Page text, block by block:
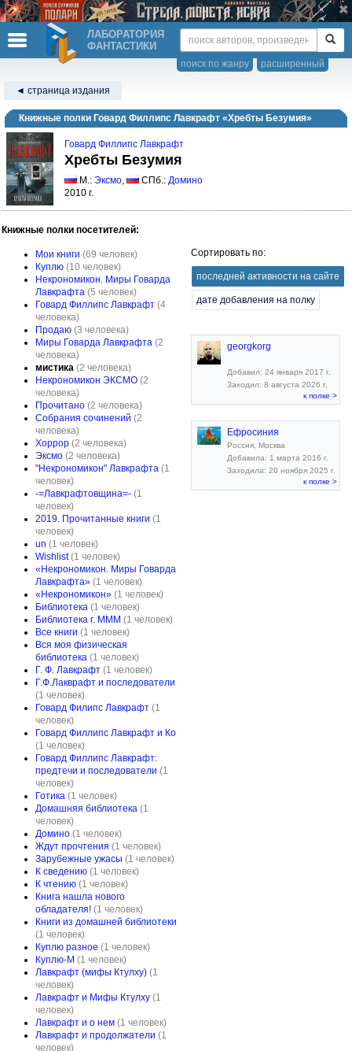
ЛАБОРАТОРИЯ
ФАНТАСТИКИ
расширенный
поиск по жанру
◄ страница издания
Книжные полки Говард Филлипс Лавкрафт «Хребты Безумия»
Говард Филлипс Лавкрафт
Хребты Безумия
М.: Эксмо, СПб.: Домино
2010 г.
Книжные полки посетителей:
Мои книги (69 человек)
Куплю (10 человек)
Некрономикон. Миры Говарда
Лавкрафта (5 человек)
Говард Филлипс Лавкрафт (4
человека)
Продаю (3 человека)
Миры Говарда Лавкрафта (2
человека)
мистика (2 человека)
Некрономикон ЭКСМО (2
человека)
Прочитано (2 человека)
Собрания сочинений (2
человека)
Хоррор (2 человека)
Эксмо (2 человека)
"Некрономикон" Лавкрафта (1
человек)
-=Лавкрафтовщина=- (1
человек)
2019. Прочитанные книги (1
человек)
un (1 человек)
Wishlist (1 человек)
«Некрономикон. Миры Говарда
Лавкрафта» (1 человек)
«Некрономикон» (1 человек)
Библиотека (1 человек)
Библиотека г. МММ (1 человек)
Все книги (1 человек)
Вся моя физическая
библиотека (1 человек)
Г. Ф. Лавкрафт (1 человек)
Г.Ф.Лакврафт и последователи
(1 человек)
Говард Филипс Лавкрафт (1
человек)
Говард Филлипс Лавкрафт и Ко
(1 человек)
Говард Филлипс Лавкрафт:
предтечи и последователи (1
человек)
Готика (1 человек)
Домашняя библиотека (1
человек)
Домино (1 человек)
Ждут прочтения (1 человек)
Зарубежные ужасы (1 человек)
К сведению (1 человек)
К чтению (1 человек)
Книга нашла нового
обладателя! (1 человек)
Книги из домашней библиотеки
(1 человек)
Куплю разное (1 человек)
Куплю-М (1 человек)
Лавкрафт (мифы Ктулху) (1
человек)
Лавкрафт и Мифы Ктулху (1
человек)
Лавкрафт и о нем (1 человек)
Лавкрафт и продолжатели (1
человек)
Сортировать по:
последней активности на сайте
дате добавления на полку
georgkorg
Добавил: 24 января 2017 г.
Заходил: 8 августа 2026 г.
к полке >
Ефросиния
Россия, Москва
Добавила: 1 марта 2016 г.
Заходила: 20 ноября 2025 г.
к полке >